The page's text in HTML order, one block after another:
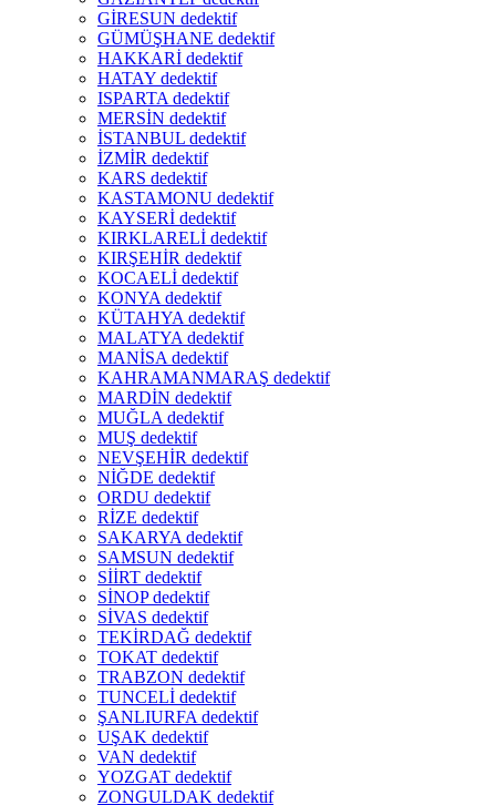
GİRESUN dedektif
GÜMÜŞHANE dedektif
HAKKARİ dedektif
HATAY dedektif
ISPARTA dedektif
MERSİN dedektif
İSTANBUL dedektif
İZMİR dedektif
KARS dedektif
KASTAMONU dedektif
KAYSERİ dedektif
KIRKLARELİ dedektif
KIRŞEHİR dedektif
KOCAELİ dedektif
KONYA dedektif
KÜTAHYA dedektif
MALATYA dedektif
MANİSA dedektif
KAHRAMANMARAŞ dedektif
MARDİN dedektif
MUĞLA dedektif
MUŞ dedektif
NEVŞEHİR dedektif
NİĞDE dedektif
ORDU dedektif
RİZE dedektif
SAKARYA dedektif
SAMSUN dedektif
SİİRT dedektif
SİNOP dedektif
SİVAS dedektif
TEKİRDAĞ dedektif
TOKAT dedektif
TRABZON dedektif
TUNCELİ dedektif
ŞANLIURFA dedektif
UŞAK dedektif
VAN dedektif
YOZGAT dedektif
ZONGULDAK dedektif